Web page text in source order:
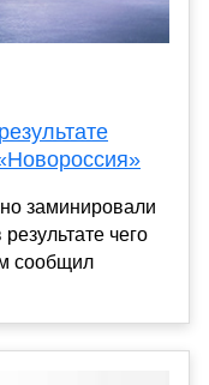
заминировали
чего
сообщил